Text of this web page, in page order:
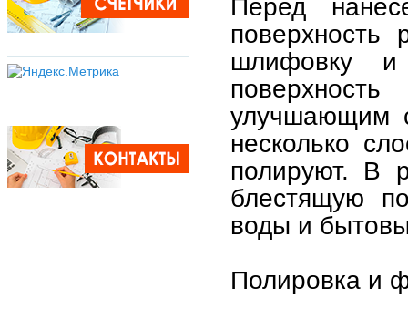
Перед
поверхность
шлифовку и
улучшающим
несколько
полируют. В
блестящую
воды и
Полировка и